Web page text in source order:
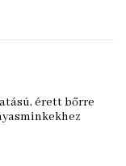
érett bőrre